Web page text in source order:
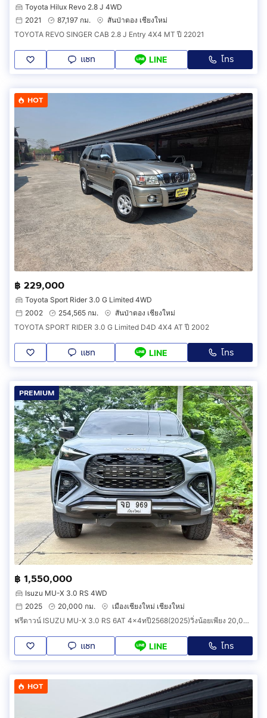
Toyota Hilux Revo 2.8 J 4WD
2021
87,197 กม.
สันป่าตอง เชียงใหม่
TOYOTA REVO SINGER CAB 2.8 J Entry 4X4 MT ปี 22021
แชท LINE โทร
HOT
฿ 229,000
Toyota Sport Rider 3.0 G Limited 4WD
2002
254,565 กม.
สันป่าตอง เชียงใหม่
TOYOTA SPORT RIDER 3.0 G Limited D4D 4X4 AT ปี 2002
แชท LINE โทร
PREMIUM
฿ 1,550,000
Isuzu MU-X 3.0 RS 4WD
2025
20,000 กม.
เมืองเชียงใหม่ เชียงใหม่
ฟรีดาวน์ ISUZU MU-X 3.0 RS 6AT 4x4ทปี2568(2025)วิ่งน้อยเพียง 20,000 กม. สีเทา เกียร์เกียร์ออโต้
แชท LINE โทร
HOT